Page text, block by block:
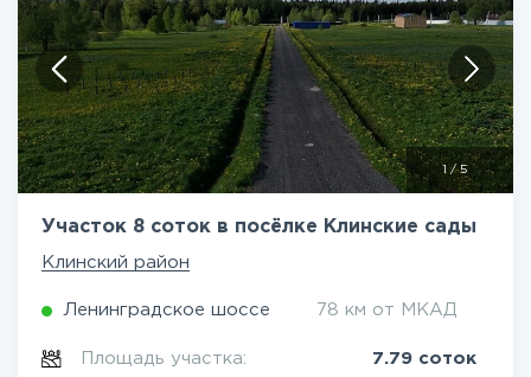
1 /5
Участок 8 соток в посёлке Клинские сады
Клинский район
Ленинградское шоссе 78 км от МКАД
Площадь участка: 7.79 соток